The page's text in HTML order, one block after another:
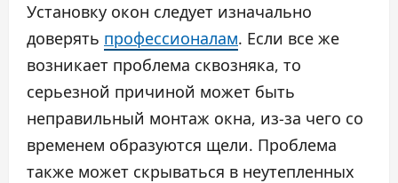
Установку окон следует изначально
доверять профессионалам. Если все же
возникает проблема сквозняка, то
серьезной причиной может быть
неправильный монтаж окна, из-за чего со
временем образуются щели. Проблема
также может скрываться в неутепленных